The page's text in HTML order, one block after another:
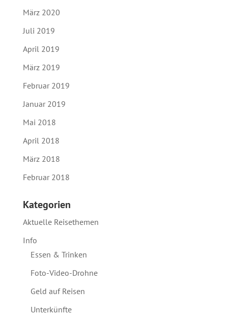
März 2020
Juli 2019
April 2019
März 2019
Februar 2019
Januar 2019
Mai 2018
April 2018
März 2018
Februar 2018
Kategorien
Aktuelle Reisethemen
Info
Essen & Trinken
Foto-Video-Drohne
Geld auf Reisen
Unterkünfte